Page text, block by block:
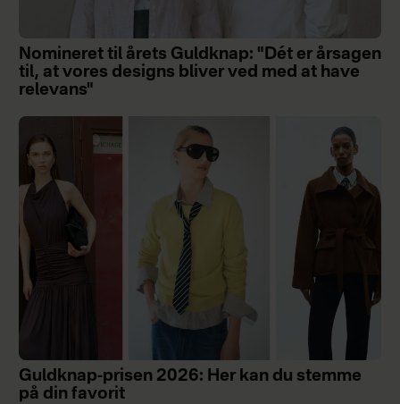
Nomineret til årets Guldknap: "Dét er årsagen
til, at vores designs bliver ved med at have
relevans"
Guldknap-prisen 2026: Her kan du stemme
på din favorit